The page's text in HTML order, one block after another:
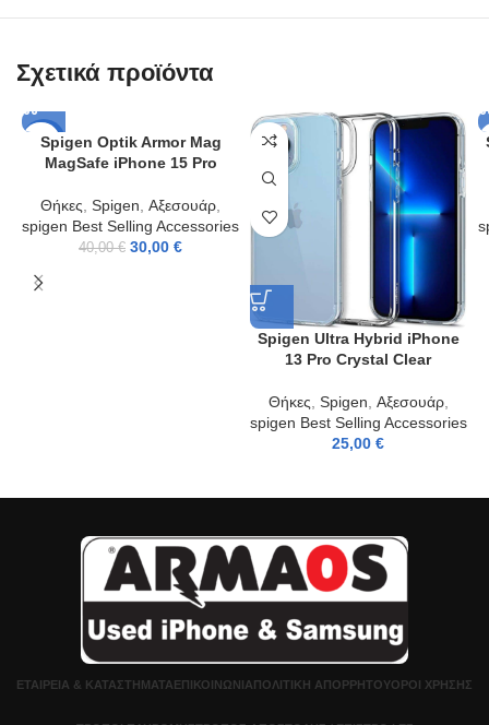
Σχετικά προϊόντα
-25%
Spigen Optik Armor Mag
MagSafe iPhone 15 Pro
Θήκες Spigen Αξεσουάρ
spigen Best Selling Accessories
40,00€ 30,00 €
Spigen Ultra Hybrid iPhone
13 Pro Crystal Clear
Θήκες Spigen Αξεσουάρ,
spigen Best Selling Accessories
25,00€
ΕΤΑΙΡΕΊΑ & ΚΑΤΑΣΤΉΜΑΤΑ ΕΠΙΚΟΙΝΩΝΊΑ ΠΟΛΙΤΙΚΉ ΑΠΟΡΡΉΤΟΥΌΡΟΙ ΧΡΉΣΗΣ